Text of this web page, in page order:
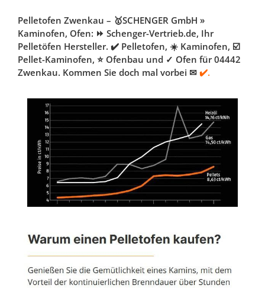
Pelletofen Zwenkau – 🥇SCHENGER GmbH »
Kaminofen, Ofen: ⏩ Schenger-Vertrieb.de, Ihr
Pelletöfen Hersteller. ✔️ Pelletofen, ☀️ Kaminofen, ☑️
Pellet-Kaminofen, ⭐ Ofenbau und ✓ Ofen für 04442
Zwenkau. Kommen Sie doch mal vorbei ✉ ✔️.